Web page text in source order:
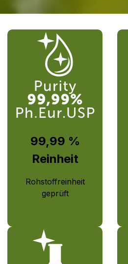
99,99 %
Reinheit
Rohstoffreinheit
geprüft